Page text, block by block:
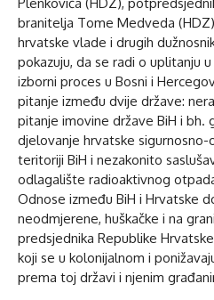
branitelja Tome Medveda
hrvatske vlade i drugih
pokazuju, da se radi o uplitanju
izborni proces u Bosni i
pitanje između dvije države:
pitanje imovine države BiH i bh.
djelovanje hrvatske sigurnosno-
teritoriji BiH i nezakonito
odlagalište radioaktivnog
Odnose između BiH i Hrvatske
neodmjerene, huškačke i na
predsjednika Republike
koji se u kolonijalnom i
prema toj državi i njenim